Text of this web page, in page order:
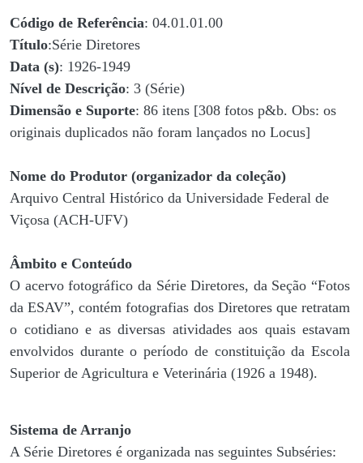
Código de Referência: 04.01.01.00
Título:Série Diretores
Data (s): 1926-1949
Nível de Descrição: 3 (Série)
Dimensão e Suporte: 86 itens [308 fotos p&b. Obs: os
originais duplicados não foram lançados no Locus]
Nome do Produtor (organizador da coleção)
Arquivo Central Histórico da Universidade Federal de
Viçosa (ACH-UFV)
Âmbito e Conteúdo
O acervo fotográfico da Série Diretores, da Seção “Fotos
da ESAV”, contém fotografias dos Diretores que retratam
o cotidiano e as diversas atividades aos quais estavam
envolvidos durante o período de constituição da Escola
Superior de Agricultura e Veterinária (1926 a 1948).
Sistema de Arranjo
A Série Diretores é organizada nas seguintes Subséries: